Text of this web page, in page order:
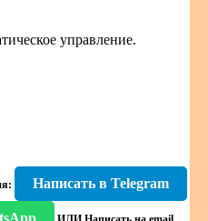
управление.
Написать в Telegram